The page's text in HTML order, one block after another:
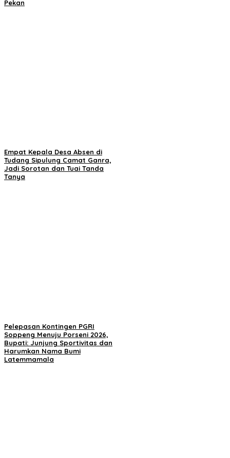
Pekan
Empat Kepala Desa Absen di
Tudang Sipulung Camat Ganra,
Jadi Sorotan dan Tuai Tanda
Tanya
Pelepasan Kontingen PGRI
Soppeng Menuju Porseni 2026,
Bupati: Junjung Sportivitas dan
Harumkan Nama Bumi
Latemmamala